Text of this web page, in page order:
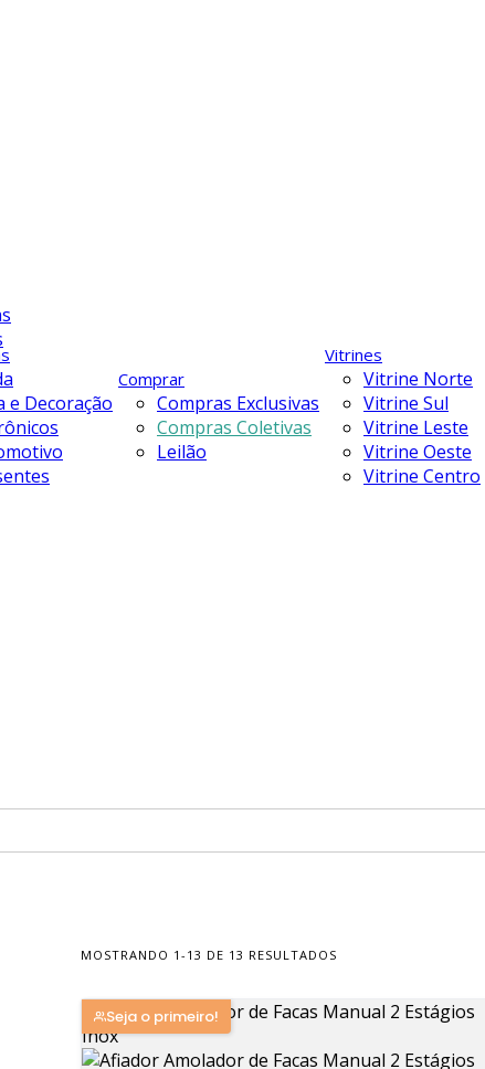
e Decoração
Comprar
Compras Exclusivas
Compras Coletivas
Leilão
Vitrines
Vitrine Norte
Vitrine Sul
Vitrine Leste
Vitrine Oeste
Vitrine Centro
MOSTRANDO 1-13 DE 13 RESULTADOS
Seja o primeiro!